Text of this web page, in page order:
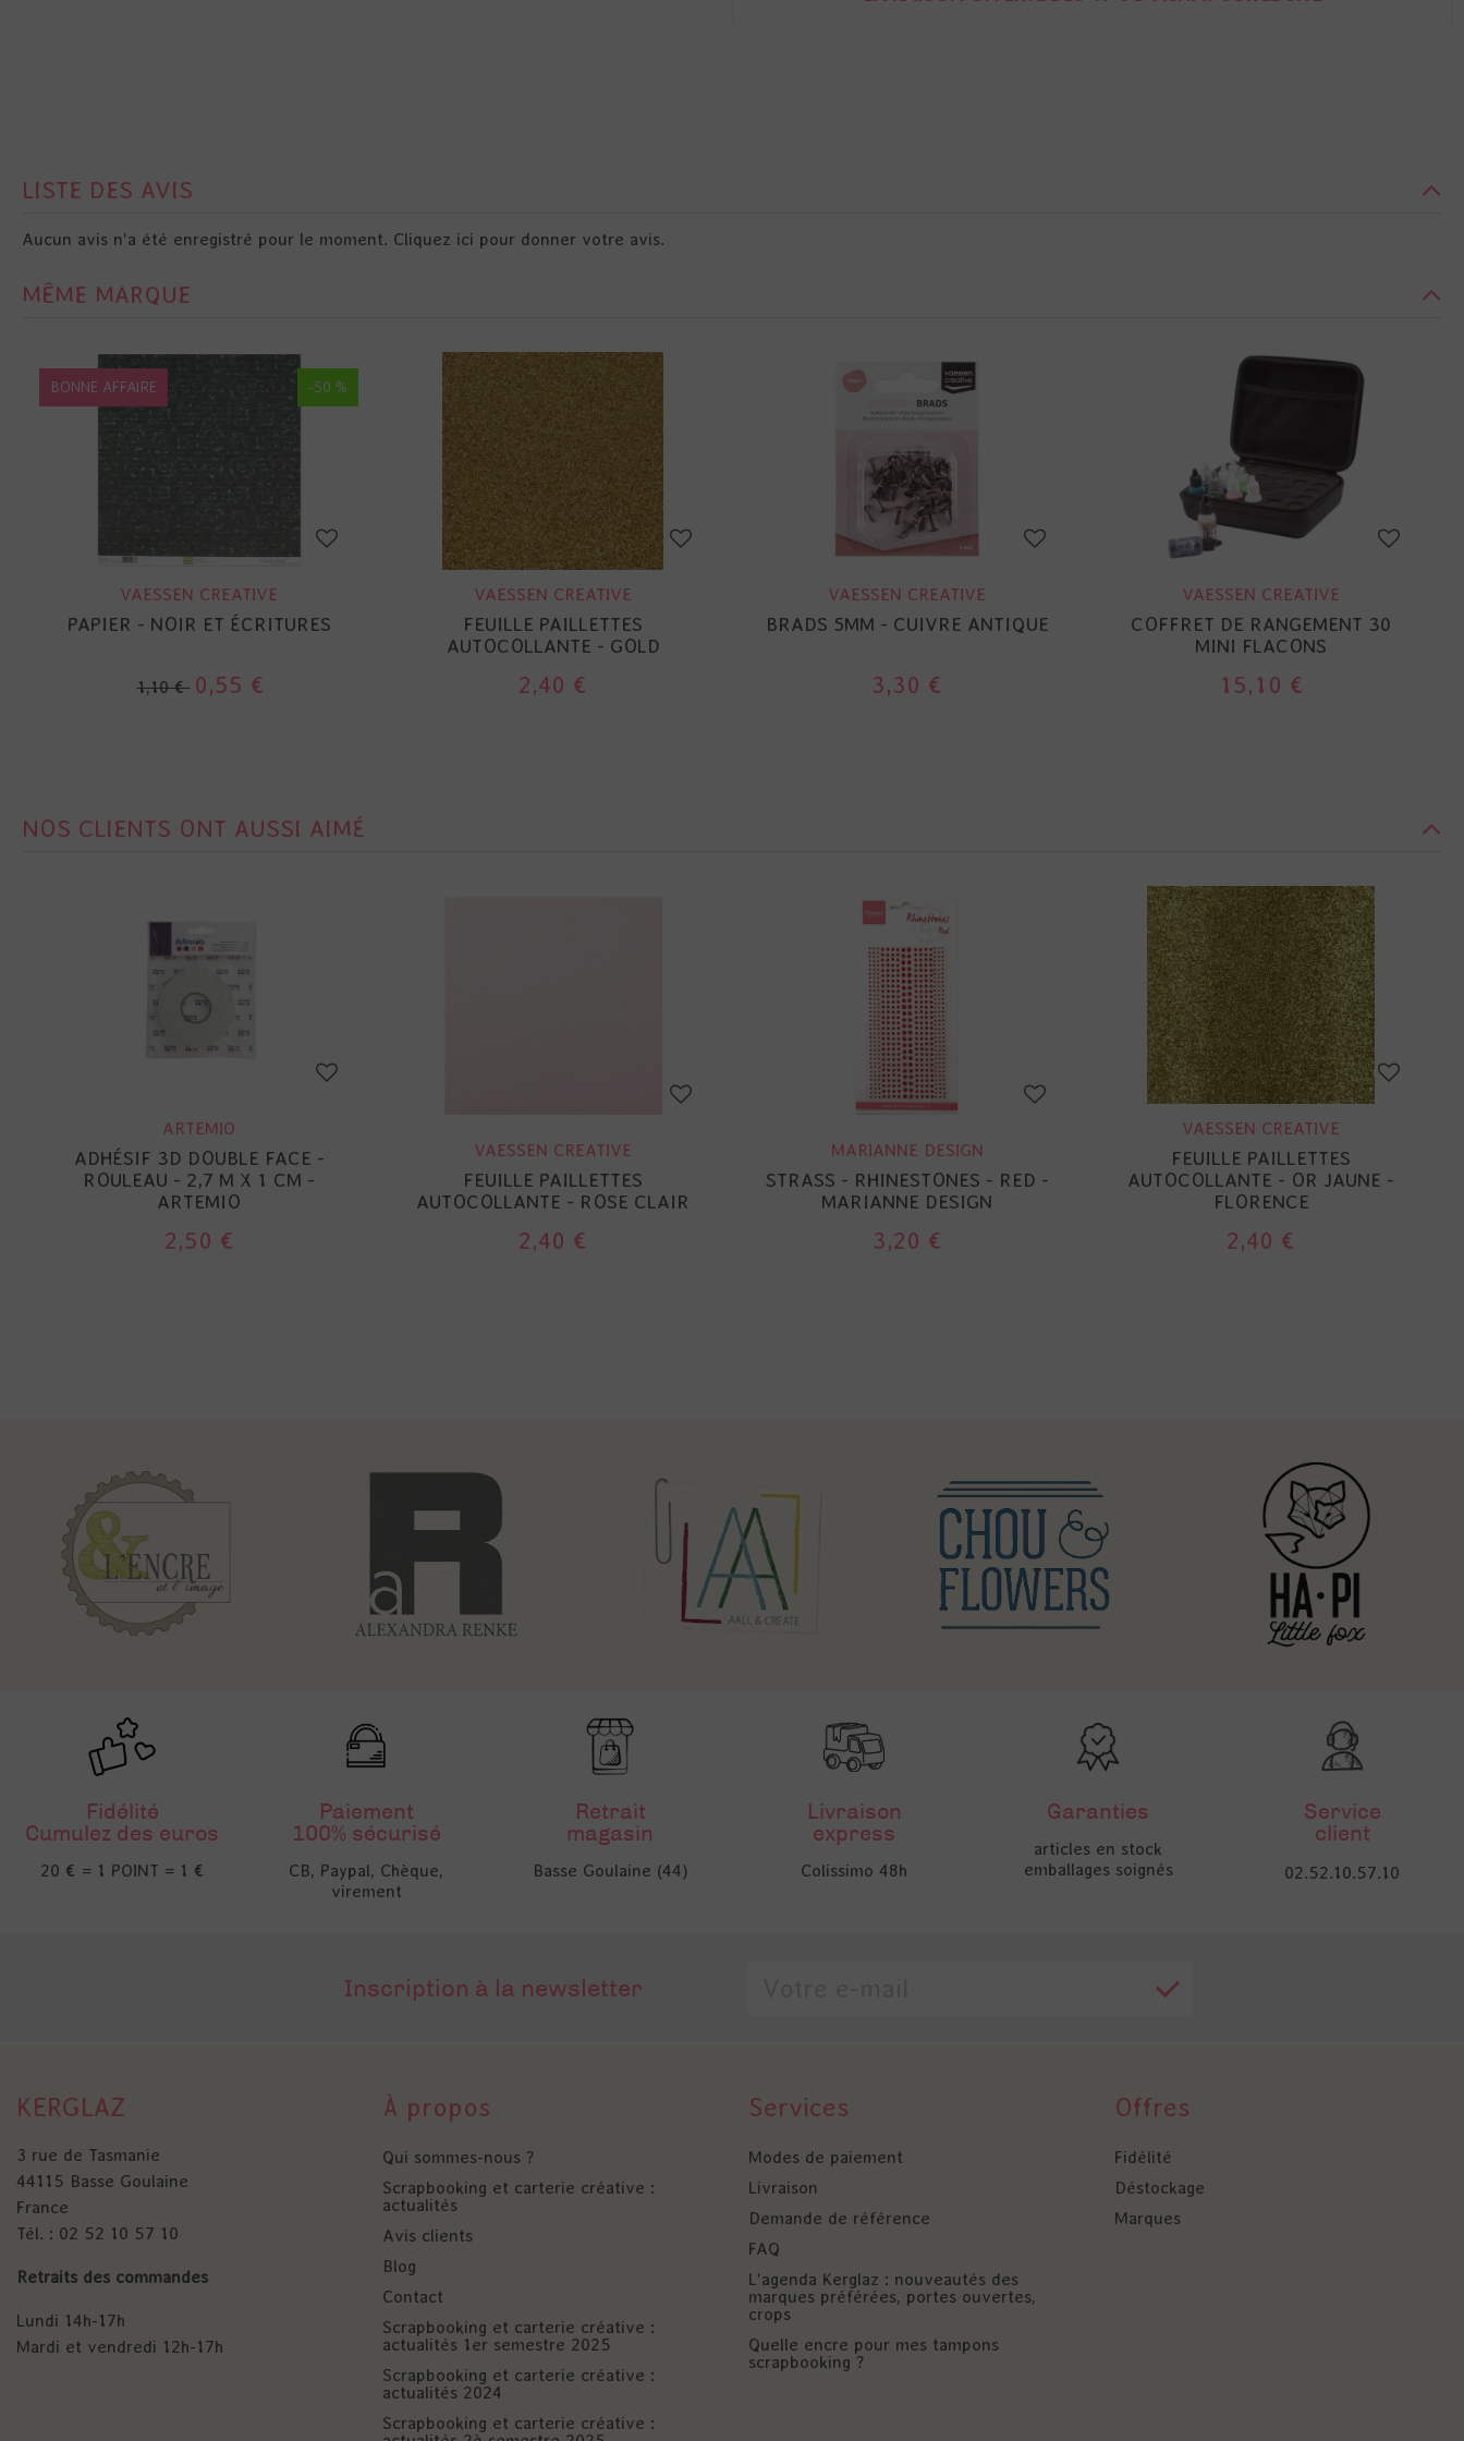
LISTE DES AVIS
Aucun avis n'a été enregistré pour le moment. Cliquez ici pour donner votre avis.
MÊME MARQUE
BONNE AFFAIRE -50 %
VAESSEN CREATIVE
PAPIER - NOIR ET ÉCRITURES
1,10 € 0,55 €
VAESSEN CREATIVE
FEUILLE PAILLETTES
AUTOCOLLANTE - GOLD
2,40 €
VAESSEN CREATIVE
BRADS 5MM - CUIVRE ANTIQUE
3,30 €
VAESSEN CREATIVE
COFFRET DE RANGEMENT 30
MINI FLACONS
15,10 €
NOS CLIENTS ONT AUSSI AIMÉ
ARTEMIO
ADHÉSIF 3D DOUBLE FACE -
ROULEAU - 2,7 M X 1 CM -
ARTEMIO
2,50 €
VAESSEN CREATIVE
FEUILLE PAILLETTES
AUTOCOLLANTE - ROSE CLAIR
2,40 €
MARIANNE DESIGN
STRASS - RHINESTONES - RED -
MARIANNE DESIGN
3,20 €
VAESSEN CREATIVE
FEUILLE PAILLETTES
AUTOCOLLANTE - OR JAUNE -
FLORENCE
2,40 €
Fidélité
Cumulez des euros
20 € = 1 POINT = 1 €
Paiement
100% sécurisé
CB, Paypal, Chèque,
virement
Retrait
magasin
Basse Goulaine (44)
Livraison
express
Colissimo 48h
Garanties
articles en stock
emballages soignés
Service
client
02.52.10.57.10
Inscription à la newsletter
KERGLAZ
3 rue de Tasmanie
44115 Basse Goulaine
France
Tél. : 02 52 10 57 10
Retraits des commandes
Lundi 14h-17h
Mardi et vendredi 12h-17h
À propos
Qui sommes-nous ?
Scrapbooking et carterie créative :
actualités
Avis clients
Blog
Contact
Scrapbooking et carterie créative :
actualités 1er semestre 2025
Scrapbooking et carterie créative :
actualités 2024
Scrapbooking et carterie créative :
Services
Modes de paiement
Livraison
Demande de référence
FAQ
L'agenda Kerglaz : nouveautés des
marques préférées, portes ouvertes,
crops
Quelle encre pour mes tampons
scrapbooking ?
Offres
Fidélité
Déstockage
Marques